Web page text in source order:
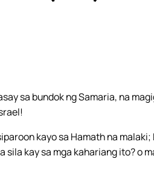
sa bundok ng Samaria, na
kayo sa Hamath na malaki;
sila kay sa mga kahariang ito? o